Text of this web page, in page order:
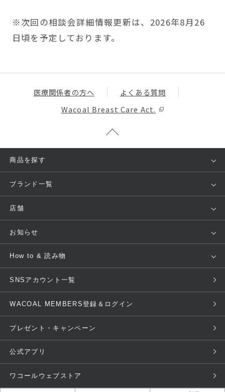
※次回の相談会詳細情報更新は、2026年8月26
日頃を予定しております。
医療関係者の方へ
よくある質問
Wacoal Breast Care Act.
商品を探す
アイテム
トピックス
ブランド一覧
WACOAL
AMPHI une nana cool
OUR WACOAL
WACOAL Remamma Mens Innerwear
CW-X
ブランド一覧へ
店舗
店舗を探す
ブラ無料診断
3Dボディスキャン
お知らせ
新着情報
商品回収
ニュース＆トピックス
How to & 読み物
下着の基礎知識
ブラパン ワコールスタイル
大人の工場見学inベトナム 人間科学研究開発センター見学
店舗体験記（マンガ）
ワコールカルネアプリ使い方ガ
SNSアカウント一覧
WACOAL MEMBERS登録＆ログイン
プレゼント・キャンペーン
公式アプリ
ワコールウェブストア